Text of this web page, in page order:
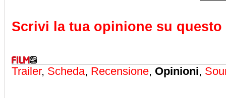
Scrivi la tua opinione su
Trailer, Scheda, Recensione, Opinioni,